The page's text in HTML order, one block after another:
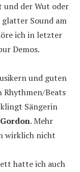
und der Wut oder
Sound am
ich in letzter
Demos.
und guten
Rhythmen/Beats
Sängerin
. Mehr
wirklich nicht
hatte ich auch